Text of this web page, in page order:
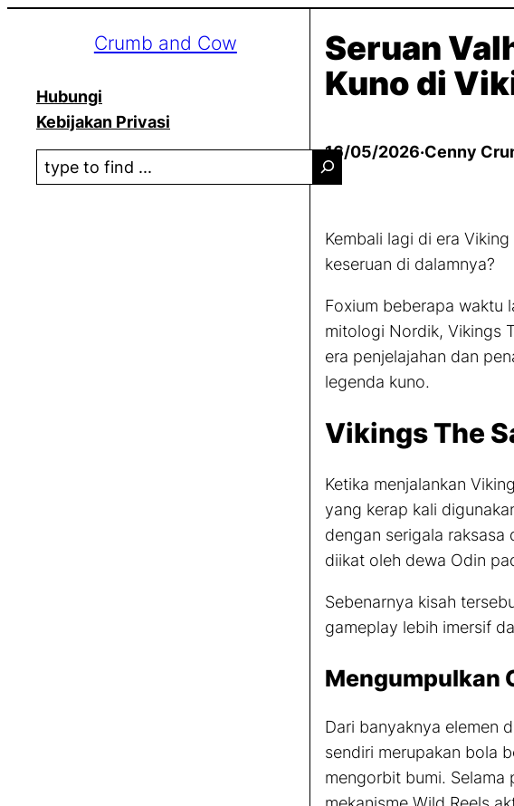
Crumb and Cow
Hubungi
Kebijakan Privasi
S
e
Seruan
Kuno di
16/05/2026·Cenny
Kembali lagi di era
keseruan di dalamnya?
Foxium beberapa waktu
mitologi Nordik, Vikings
era penjelajahan dan
legenda kuno.
Vikings The
Ketika menjalankan
yang kerap kali
dengan serigala raksasa
diikat oleh dewa Odin
Sebenarnya kisah
gameplay lebih imersif
Mengumpulkan
Dari banyaknya elemen
sendiri merupakan bola
mengorbit bumi. Selama